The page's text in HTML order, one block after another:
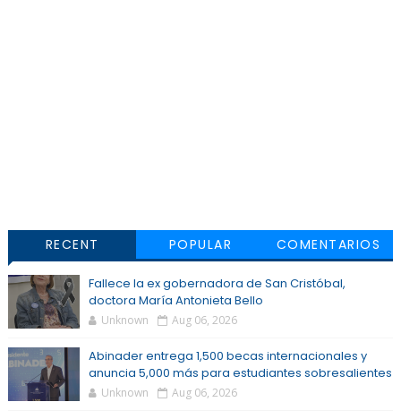
RECENT POPULAR COMENTARIOS
Fallece la ex gobernadora de San Cristóbal,
doctora María Antonieta Bello
Unknown Aug 06, 2026
Abinader entrega 1,500 becas internacionales y
anuncia 5,000 más para estudiantes sobresalientes
Unknown Aug 06, 2026